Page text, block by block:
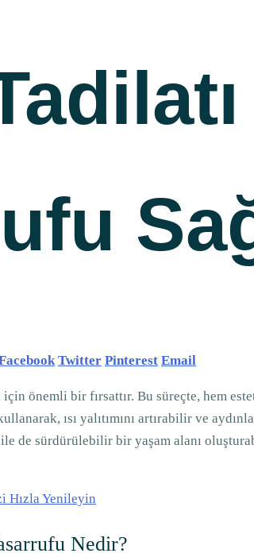
Twitter Pinterest Email
önemli bir fırsattır. Bu süreçte, hem
ısı yalıtımını artırabilir ve
de sürdürülebilir bir yaşam alanı
Hızla Yenileyin
Nedir?